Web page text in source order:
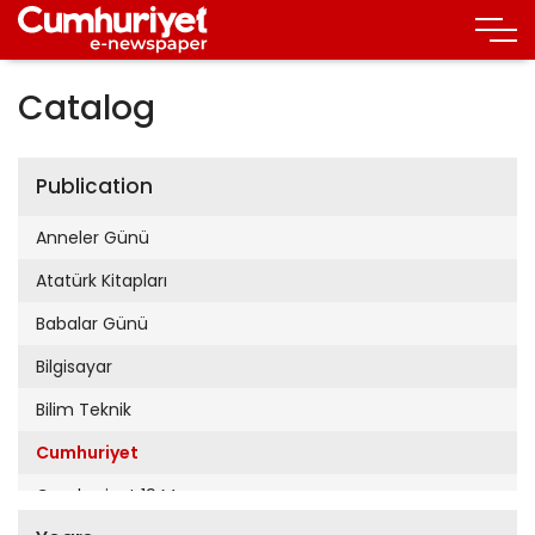
Catalog
Publication
Anneler Günü
Atatürk Kitapları
Babalar Günü
Bilgisayar
Bilim Teknik
Cumhuriyet
Cumhuriyet 19 Mayıs